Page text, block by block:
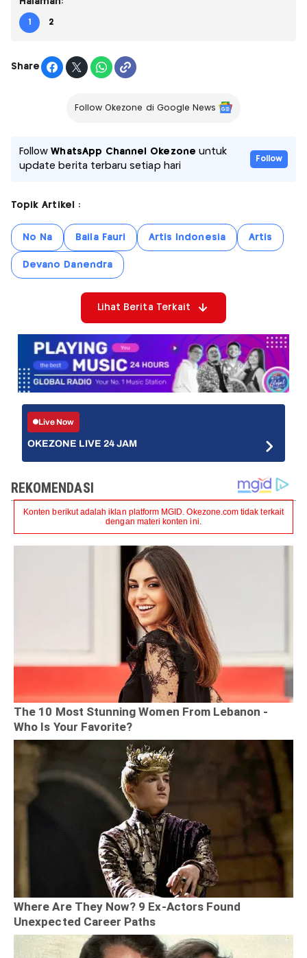
1 2
Share
Follow Okezone di Google News
FollowWhatsApp Channel Okezone untuk
update berita terbaru setiap hari
Follow
Topik Artikel :
No Na Baila Fauri Artis Indonesia Artis
Devano Danendra
Lihat Berita Terkait
Live Now
OKEZONE LIVE 24 JAM